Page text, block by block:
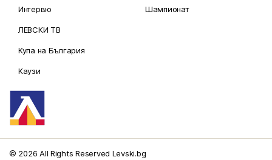
Интервю
ЛЕВСКИ ТВ
Купа на България
Каузи
Шампионат
© 2026 All Rights Reserved Levski.bg